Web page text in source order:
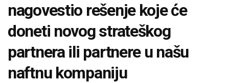
nagovestio rešenje koje će
doneti novog strateškog
partnera ili partnere u našu
naftnu kompaniju